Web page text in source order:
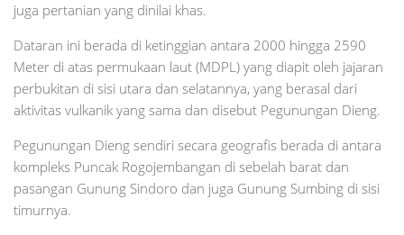
juga pertanian yang dinilai khas.
Dataran ini berada di ketinggian antara 2000 hingga 2590
Meter di atas permukaan laut (MDPL) yang diapit oleh jajaran
perbukitan di sisi utara dan selatannya, yang berasal dari
aktivitas vulkanik yang sama dan disebut Pegunungan Dieng.
Pegunungan Dieng sendiri secara geografis berada di antara
kompleks Puncak Rogojembangan di sebelah barat dan
pasangan Gunung Sindoro dan juga Gunung Sumbing di sisi
timurnya.